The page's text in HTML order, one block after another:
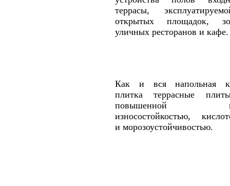
террасы,
открытых площадок,
уличных ресторанов и кафе.
Как и вся напольная
плитка террасные
повышенной
износостойкостью,
и морозоустойчивостью.